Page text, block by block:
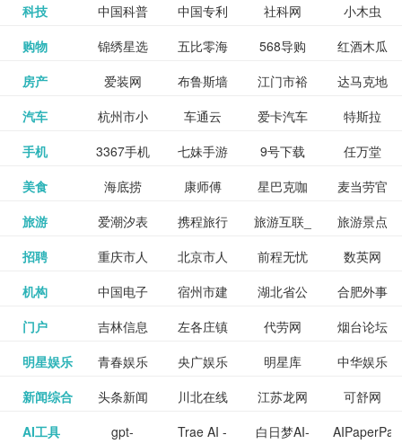
和看过的
电影电视
剧，顺便
打分、写
味，豆瓣
电影会推
荐好电影
给你。
辅助神器 网站
活动
网,txt小说
完结txt小
说-书本网
书_80txt_
区中考志
愿填报系
试-中公教
育网
员局
公务员考
试信息网
更多>>
科技 中国科普
博览
中国专利
信息网
社科网
小木虫
中国科学
院
更多>>
购物 锦绣星选
海淘
五比零海
淘网
568导购
网
红酒木瓜
靓汤官网
淘宝 更多>>
房产 爱装网 布鲁斯墙
纸
江门市裕
华墙纸
达马克地
产
格莱美墙
纸
更多>>
汽车 杭州市小
客车总量
调控管理
车通云 爱卡汽车
导购
特斯拉
百度有驾
网
更多>>
手机 3367手机
游戏
七妹手游 9号下载
任万堂
游戏邦
更多>>
美食 海底捞 康师傅 星巴克咖
啡
麦当劳官
网
心食谱网 更多>>
旅游 爱潮汐表 携程旅行
网
旅游互联_
景点门票
预订
旅游景点
点评-猫途
鹰
北京旅游
网
更多>>
招聘 重庆市人
力资源和
社会保障
北京市人
力资源和
社会保障
前程无忧
招聘网
数英网
聘才网
更多>>
机构 中国电子
检验检疫
业务网
宿州市建
委网
湖北省公
管局
合肥外事
办
湖北省粮
食局
更多>>
门户 吉林信息
网
左各庄镇
论坛
代劳网
烟台论坛
腾讯充值
中心
更多>>
明星娱乐 青春娱乐
网
央广娱乐
网,
明星库 中华娱乐
网
网易娱乐 更多>>
新闻综合 头条新闻 川北在线 江苏龙网
可舒网
巾帼网
更多>>
AI工具 gpt- Trae AI - 白日梦AI-